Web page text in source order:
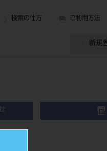
検索の仕方 ご利用方法
新規